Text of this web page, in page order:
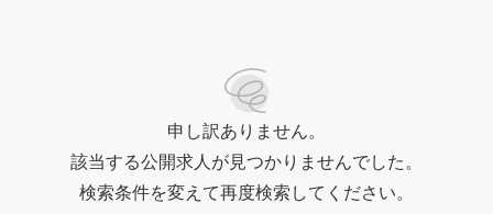
申し訳ありません。
該当する公開求人が見つかりませんでした。
検索条件を変えて再度検索してください。